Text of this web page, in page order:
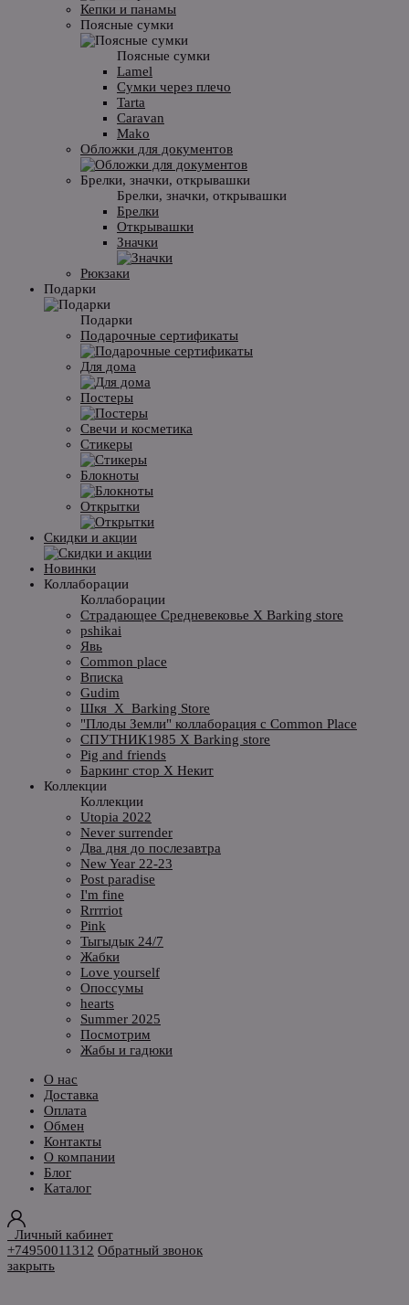
Кепки и панамы
Поясные сумки
Поясные сумки
Lamel
Сумки через плечо
Tarta
Caravan
Mako
Обложки для документов
Брелки, значки, открывашки
Брелки, значки, открывашки
Брелки
Открывашки
Значки
Рюкзаки
Подарки
Подарки
Подарочные сертификаты
Для дома
Постеры
Свечи и косметика
Стикеры
Блокноты
Открытки
Скидки и акции
Новинки
Коллаборации
Коллаборации
Страдающее Средневековье X Barking store
pshikai
Явь
Common place
Вписка
Gudim
Шкя_X_Barking Store
"Плоды Земли" коллаборация с Common Place
СПУТНИК1985 X Barking store
Pig and friends
Баркинг стор X Некит
Коллекции
Коллекции
Utopia 2022
Never surrender
Два дня до послезавтра
New Year 22-23
Post paradise
I'm fine
Rrrrriot
Pink
Тыгыдык 24/7
Жабки
Love yourself
Опоссумы
hearts
Summer 2025
Посмотрим
Жабы и гадюки
О нас
Доставка
Оплата
Обмен
Контакты
О компании
Блог
Каталог
Личный кабинет
+74950011312 Обратный звонок
закрыть